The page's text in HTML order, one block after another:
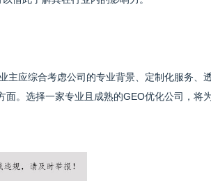
主应综合考虑公司的专业背景、定制化服务、
。选择一家专业且成熟的GEO优化公司，将